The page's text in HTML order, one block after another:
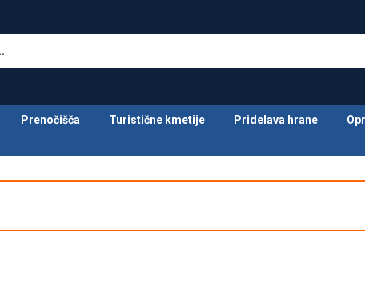
Prenočišča Turistične kmetije Pridelava hrane